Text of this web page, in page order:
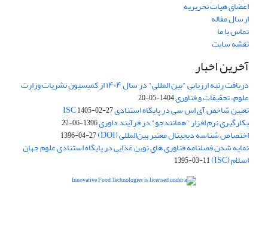
اعضای هیات تحریریه
ارسال مقاله
تماس با ما
نقشه سایت
آخرین اخبار
دریافت رتبه ارزیابی "بین المللی" در سال ۱۴۰۴ از کمیسیون نشریات وزارت
علوم، تحقیقات و فناوری1404-05-20
تعیین شاخص آی اس سی در پایگاه استنادی ISC1405-02-27
بکارگیری نرم افزار "همانندجو" در فرآیند داوری1396-06-22
اختصاص شناسه دیجیتال معتبر بین‌المللی (DOI) 1396-04-27
نمایه شدن فصلنامه فناوری های نوین غذایی در پایگاه استنادی علوم جهان
اسلام (ISC) 1395-03-11